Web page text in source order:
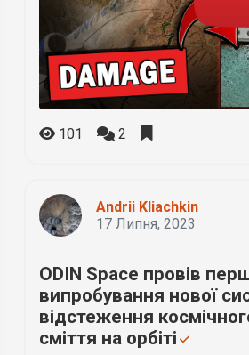
101 2
Andrii Kliachkin
17 Липня, 2023
ODIN Space провів
випробування нової
відстеження
сміття на орбіті